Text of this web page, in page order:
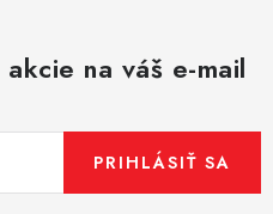
na váš e-mail
PRIHLÁSIŤ SA